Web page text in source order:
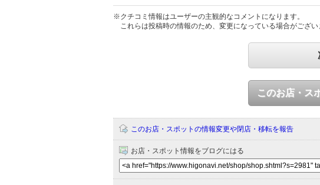
※クチコミ情報はユーザーの主観的なコメントになります。
これらは投稿時の情報のため、変更になっている場合がござい
このお店・ス
このお店・スポットの情報変更や閉店・移転を報告
お店・スポット情報をブログにはる